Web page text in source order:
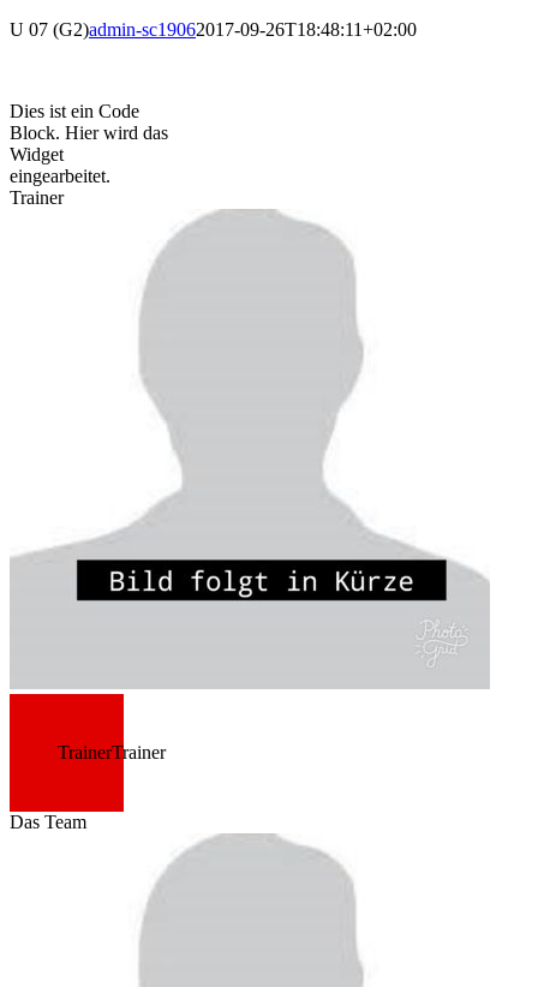
U 07 (G2)admin-sc19062017-09-26T18:48:11+02:00
Dies ist ein Code
Block. Hier wird das
Widget
eingearbeitet.
Trainer
TrainerTrainer
Das Team